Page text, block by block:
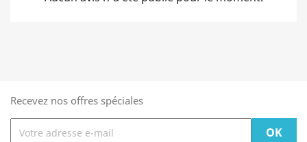
Recevez nos offres spéciales